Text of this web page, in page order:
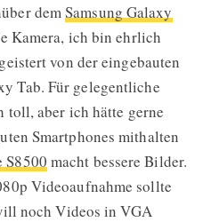
demSamsung Galaxy
Kamera, ich bin ehrlich
von der eingebauten
Tab. Für gelegentliche
toll, aber ich hätte gerne
Smartphones mithalten
S8500 macht bessere Bilder.
Videoaufnahme sollte
noch Videos in VGA